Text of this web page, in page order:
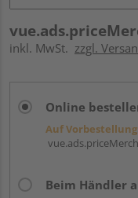
inkl. MwSt. zzgl.
Online
Auf
Beim Händler